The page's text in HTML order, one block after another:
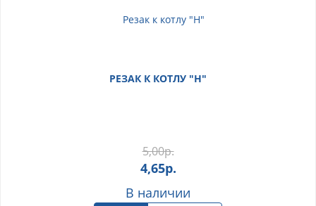
РЕЗАК К КОТЛУ "Н"
5,00р.
4,65р.
В наличии